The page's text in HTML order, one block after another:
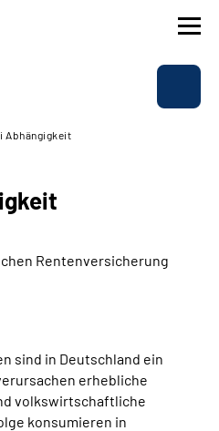
Abhängigkeit
Rentenversicherung
sind in Deutschland ein
erhebliche
volkswirtschaftliche
konsumieren in